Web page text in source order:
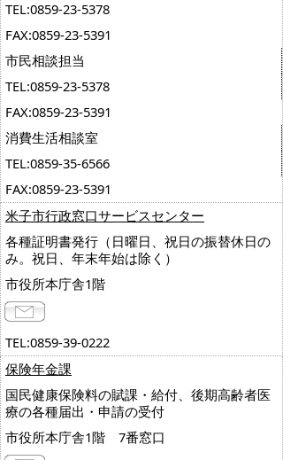
TEL:0859-23-5378
FAX:0859-23-5391
市民相談担当
TEL:0859-23-5378
FAX:0859-23-5391
消費生活相談室
TEL:0859-35-6566
FAX:0859-23-5391
米子市行政窓口サービスセンター
各種証明書発行（日曜日、祝日の振替休日の
み。祝日、年末年始は除く）
市役所本庁舎1階
TEL:0859-39-0222
保険年金課
国民健康保険料の賦課・給付、後期高齢者医
療の各種届出・申請の受付
市役所本庁舎1階 7番窓口